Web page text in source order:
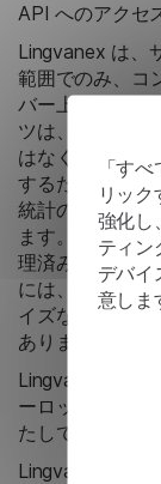
「す
リッ
強化し
ティン
デバイ
意しま
API へのアクセ
Lingvanex は、
範囲でのみ、コ
バー上に保存し
ツは、
はなく、顧客に
するために、
統計の目的でア
ます。このよう
理済みコンテン
には、API リク
イズなど、API
あります。
Lingvanex デー
ーロッパ、アジ
たしています。
Lingvanexは、